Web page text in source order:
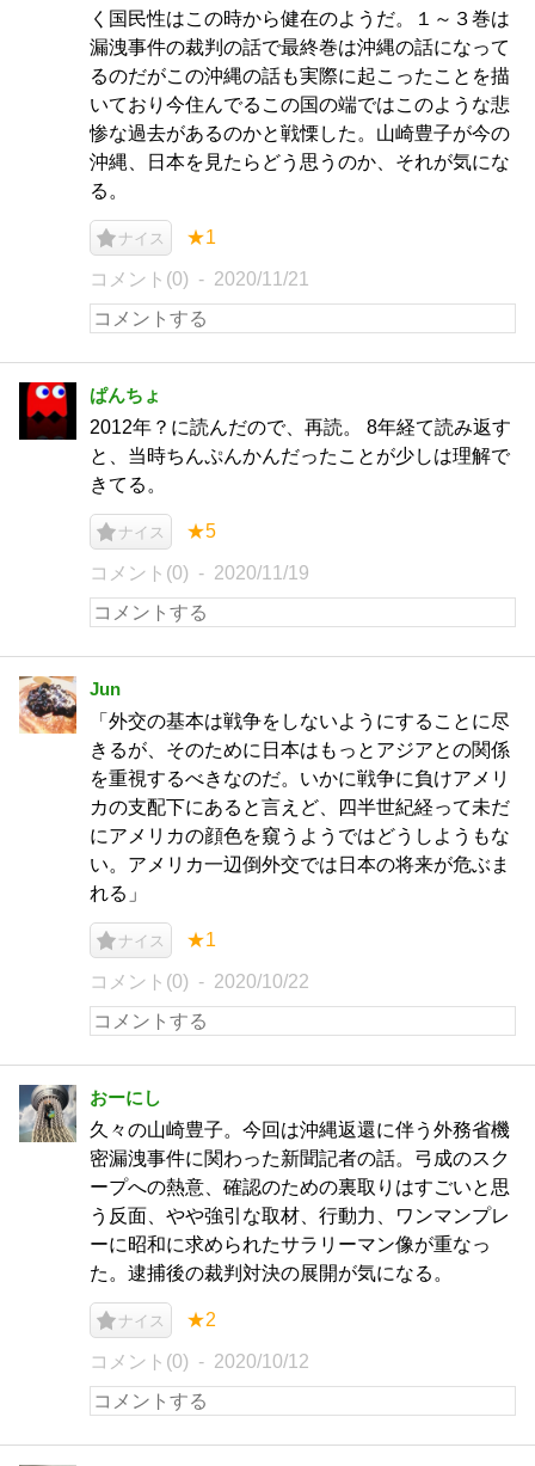
く国民性はこの時から健在のようだ。１～３巻は
漏洩事件の裁判の話で最終巻は沖縄の話になって
るのだがこの沖縄の話も実際に起こったことを描
いており今住んでるこの国の端ではこのような悲
惨な過去があるのかと戦慄した。山崎豊子が今の
沖縄、日本を見たらどう思うのか、それが気にな
る。
ナイス ★1
コメント(0) 2020/11/21
ぱんちょ
2012年？に読んだので、再読。 8年経て読み返す
と、当時ちんぷんかんだったことが少しは理解で
きてる。
ナイス ★5
コメント(0) 2020/11/19
Jun
「外交の基本は戦争をしないようにすることに尽
きるが、そのために日本はもっとアジアとの関係
を重視するべきなのだ。いかに戦争に負けアメリ
カの支配下にあると言えど、四半世紀経って未だ
にアメリカの顔色を窺うようではどうしようもな
い。アメリカ一辺倒外交では日本の将来が危ぶま
れる」
ナイス ★1
コメント(0) 2020/10/22
おーにし
久々の山崎豊子。今回は沖縄返還に伴う外務省機
密漏洩事件に関わった新聞記者の話。弓成のスク
ープへの熱意、確認のための裏取りはすごいと思
う反面、やや強引な取材、行動力、ワンマンプレ
ーに昭和に求められたサラリーマン像が重なっ
た。逮捕後の裁判対決の展開が気になる。
ナイス ★2
コメント(0) 2020/10/12